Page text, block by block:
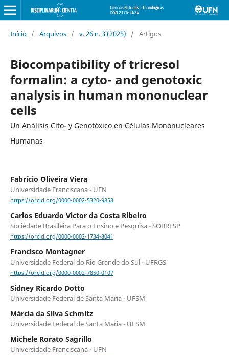
Início / Arquivos / v. 26 n. 3 (2025) / Artigos
Biocompatibility of tricresol
formalin: a cyto- and genotoxic
analysis in human mononuclear
cells
Un Análisis Cito- y Genotóxico en Células Mononucleares
Humanas
Fabrício Oliveira Viera
Universidade Franciscana - UFN
https://orcid.org/0000-0002-5320-9858
Carlos Eduardo Victor da Costa Ribeiro
Sociedade Brasileira Para o Ensino e Pesquisa - SOBRESP
https://orcid.org/0000-0002-1734-8041
Francisco Montagner
Universidade Federal do Rio Grande do Sul - UFRGS
https://orcid.org/0000-0002-7850-0107
Sidney Ricardo Dotto
Universidade Federal de Santa Maria - UFSM
Márcia da Silva Schmitz
Universidade Federal de Santa Maria - UFSM
Michele Rorato Sagrillo
Universidade Franciscana - UFN